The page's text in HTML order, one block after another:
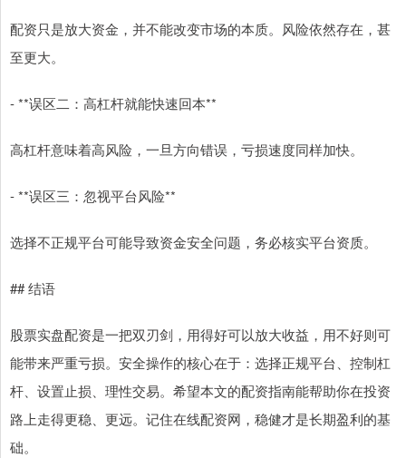
配资只是放大资金，并不能改变市场的本质。风险依然存在，甚
至更大。
- **误区二：高杠杆就能快速回本**
高杠杆意味着高风险，一旦方向错误，亏损速度同样加快。
- **误区三：忽视平台风险**
选择不正规平台可能导致资金安全问题，务必核实平台资质。
## 结语
股票实盘配资是一把双刃剑，用得好可以放大收益，用不好则可
能带来严重亏损。安全操作的核心在于：选择正规平台、控制杠
杆、设置止损、理性交易。希望本文的配资指南能帮助你在投资
路上走得更稳、更远。记住在线配资网，稳健才是长期盈利的基
础。